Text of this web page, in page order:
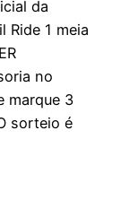
da
Ride 1 meia
no
marque 3
sorteio é